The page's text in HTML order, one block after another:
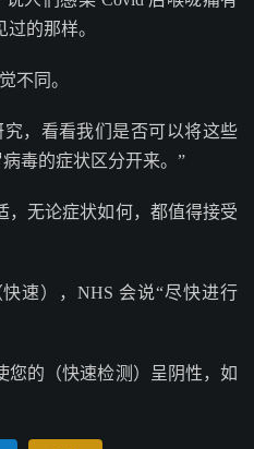
的那样。
不同。
，看看我们是否可以将这些
毒的症状区分开来。”
，无论症状如何，都值得接受
速），NHS 会说“尽快进行
您的（快速检测）呈阴性，如